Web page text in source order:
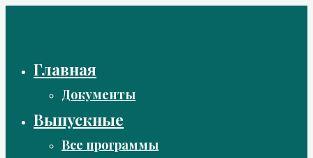
Главная
Документы
Выпускные
Все программы